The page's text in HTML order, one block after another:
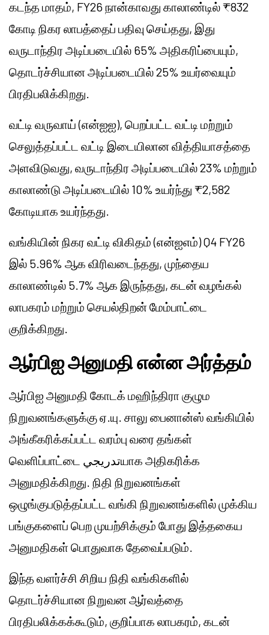
கடந்த மாதம், FY26 நான்காவது காலாண்டில் ₹832
கோடி நிகர லாபத்தைப் பதிவு செய்தது, இது
வருடாந்திர அடிப்படையில் 65% அதிகரிப்பையும்,
தொடர்ச்சியான அடிப்படையில் 25% உயர்வையும்
பிரதிபலிக்கிறது.
வட்டி வருவாய் (என்ஐஐ), பெறப்பட்ட வட்டி மற்றும்
செலுத்தப்பட்ட வட்டி இடையிலான வித்தியாசத்தை
அளவிடுவது, வருடாந்திர அடிப்படையில் 23% மற்றும்
காலாண்டு அடிப்படையில் 10% உயர்ந்து ₹2,582
கோடியாக உயர்ந்தது.
வங்கியின் நிகர வட்டி விகிதம் (என்ஐஎம்) Q4 FY26
இல் 5.96% ஆக விரிவடைந்தது, முந்தைய
காலாண்டில் 5.7% ஆக இருந்தது, கடன் வழங்கல்
லாபகரம் மற்றும் செயல்திறன் மேம்பாட்டை
குறிக்கிறது.
ஆர்பிஐ அனுமதி என்ன அர்த்தம்
ஆர்பிஐ அனுமதி கோடக் மஹிந்திரா குழும
நிறுவனங்களுக்கு ஏ.யு. சாலு பைனான்ஸ் வங்கியில்
அங்கீகரிக்கப்பட்ட வரம்பு வரை தங்கள்
வெளிப்பாட்டை تدريجيயாக அதிகரிக்க
அனுமதிக்கிறது. நிதி நிறுவனங்கள்
ஒழுங்குபடுத்தப்பட்ட வங்கி நிறுவனங்களில் முக்கிய
பங்குகளைப் பெற முயற்சிக்கும் போது இத்தகைய
அனுமதிகள் பொதுவாக தேவைப்படும்.
இந்த வளர்ச்சி சிறிய நிதி வங்கிகளில்
தொடர்ச்சியான நிறுவன ஆர்வத்தை
பிரதிபலிக்கக்கூடும், குறிப்பாக லாபகரம், கடன்